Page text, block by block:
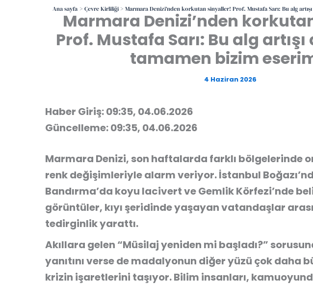
Ana sayfa Çevre Kirliliği Marmara Denizi’nden korkutan sinyaller! Prof. Mustafa Sarı: Bu alg
Marmara Denizi’nden
Prof. Mustafa Sarı: Bu alg
tamamen bizim
4 Haziran 2026
Haber Giriş: 09:35, 04.06.2026
Güncelleme: 09:35, 04.06.2026
Marmara Denizi, son haftalarda farklı bölgelerinde
renk değişimleriyle alarm veriyor. İstanbul
Bandırma’da koyu lacivert ve Gemlik Körfezi’nde
görüntüler, kıyı şeridinde yaşayan vatandaşlar
tedirginlik yarattı.
Akıllara gelen “Müsilaj yeniden mi başladı?”
yanıtını verse de madalyonun diğer yüzü çok daha
krizin işaretlerini taşıyor. Bilim insanları,